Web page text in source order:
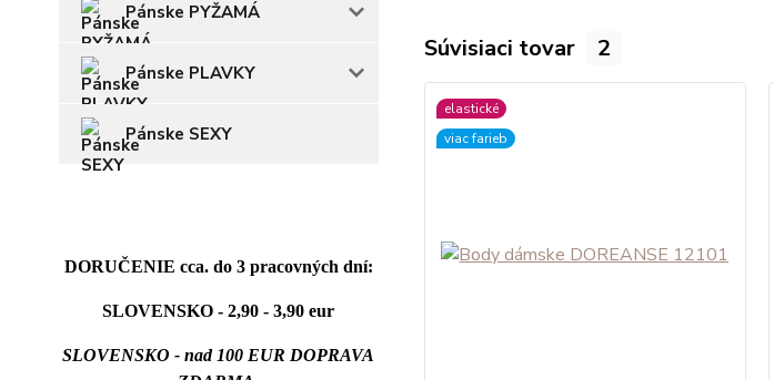
Pánske PYŽAMÁ
Pánske PLAVKY
Pánske SEXY
DORUČENIE cca. do 3 pracovných dní:
SLOVENSKO - 2,90 - 3,90 eur
SLOVENSKO - nad 100 EUR DOPRAVA
Súvisiaci tovar 2
elastické
viac farieb